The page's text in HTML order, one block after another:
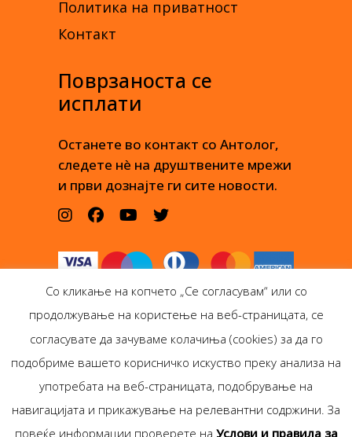
Политика на приватност
Контакт
Поврзаноста се
исплати
Останете во контакт со Антолог,
следете нè на друштвените мрежи
и први дознајте ги сите новости.
Антолог Боокс дооел
Со кликање на копчето „Се согласувам“ или со
продолжување на користење на веб-страницата, се
согласувате да зачуваме колачиња (cookies) за да го
подобриме вашето корисничко искуство преку анализа на
употребата на веб-страницата, подобрување на
навигацијата и прикажување на релевантни содржини. За
повеќе информации проверете на Услови и правила за